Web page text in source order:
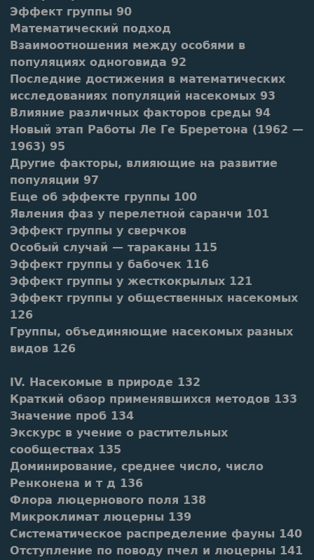
Эффект группы 90
Математический подход
Взаимоотношения между особями в
популяциях одноговида 92
Последние достижения в математических
исследованиях популяций насекомых 93
Влияние различных факторов среды 94
Новый этап Работы Ле Ге Бреретона (1962 —
1963) 95
Другие факторы, влияющие на развитие
популяции 97
Еще об эффекте группы 100
Явления фаз у перелетной саранчи 101
Эффект группы у сверчков
Особый случай — тараканы 115
Эффект группы у бабочек 116
Эффект группы у жесткокрылых 121
Эффект группы у общественных насекомых
126
Группы, объединяющие насекомых разных
видов 126
IV. Насекомые в природе 132
Краткий обзор применявшихся методов 133
Значение проб 134
Экскурс в учение о растительных
сообществах 135
Доминирование, среднее число, число
Ренконена и т д 136
Флора люцернового поля 138
Микроклимат люцерны 139
Систематическое распределение фауны 140
Отступление по поводу пчел и люцерны 141